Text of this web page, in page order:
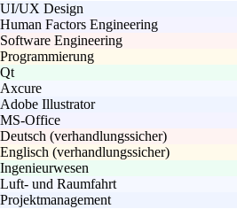
UI/UX Design
Human Factors Engineering
Software Engineering
Programmierung
Qt
Axcure
Adobe Illustrator
MS-Office
Deutsch (verhandlungssicher)
Englisch (verhandlungssicher)
Ingenieurwesen
Luft- und Raumfahrt
Projektmanagement